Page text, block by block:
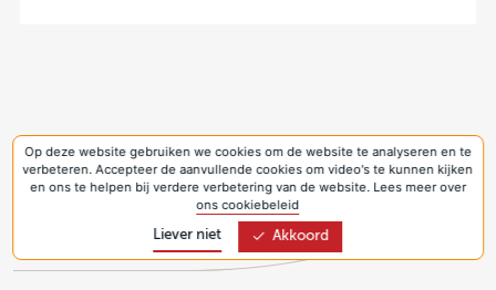
Op deze website gebruiken we cookies om de website te analyseren en te
verbeteren. Accepteer de aanvullende cookies om video's te kunnen kijken
en ons te helpen bij verdere verbetering van de website. Lees meer over
ons cookiebeleid
Liever niet Akkoord